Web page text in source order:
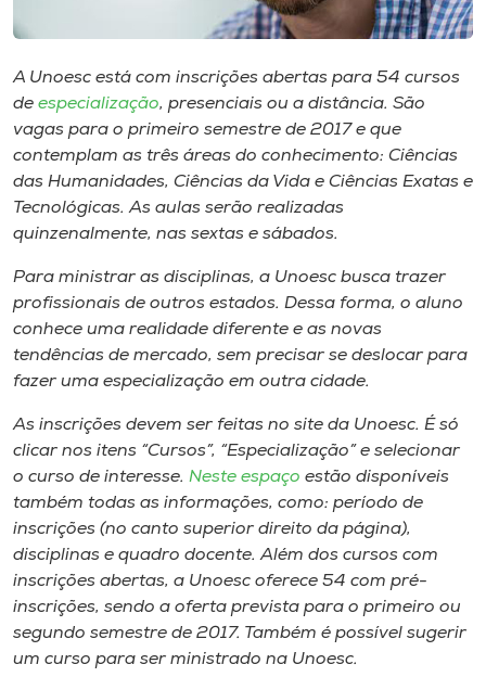
Unoesc
Store
Selecione
A Unoesc está com inscrições abertas para 54 cursos
de especialização, presenciais ou a distância. São
vagas para o primeiro semestre de 2017 e que
contemplam as três áreas do conhecimento: Ciências
das Humanidades, Ciências da Vida e Ciências Exatas e
Tecnológicas. As aulas serão realizadas
quinzenalmente, nas sextas e sábados.
Para ministrar as disciplinas, a Unoesc busca trazer
profissionais de outros estados. Dessa forma, o aluno
conhece uma realidade diferente e as novas
tendências de mercado, sem precisar se deslocar para
fazer uma especialização em outra cidade.
As inscrições devem ser feitas no site da Unoesc. É só
clicar nos itens “Cursos”, “Especialização” e selecionar
o curso de interesse. Neste espaço estão disponíveis
também todas as informações, como: período de
inscrições (no canto superior direito da página),
disciplinas e quadro docente. Além dos cursos com
inscrições abertas, a Unoesc oferece 54 com pré-
inscrições, sendo a oferta prevista para o primeiro ou
segundo semestre de 2017. Também é possível sugerir
um curso para ser ministrado na Unoesc.